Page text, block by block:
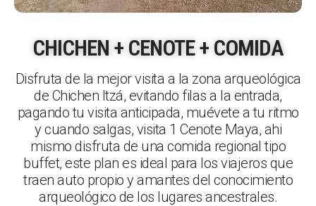
CHICHEN + CENOTE + COMIDA
Disfruta de la mejor visita a la zona arqueológica
de Chichen Itzá, evitando filas a la entrada,
pagando tu visita anticipada, muévete a tu ritmo
y cuando salgas, visita 1 Cenote Maya, ahi
mismo disfruta de una comida regional tipo
buffet, este plan es ideal para los viajeros que
traen auto propio y amantes del conocimiento
arqueológico de los lugares ancestrales.